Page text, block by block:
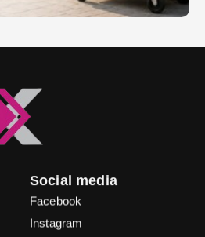
Social media
Facebook
Instagram